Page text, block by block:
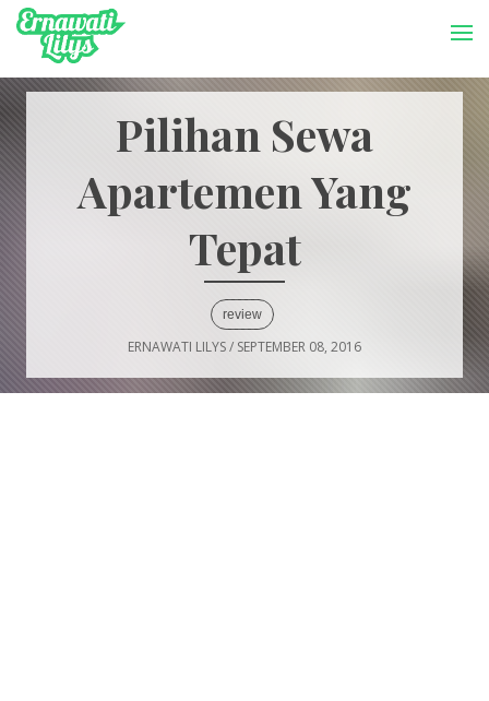
-->
Pilihan Sewa
Apartemen Yang
Tepat
review
ERNAWATI LILYS/ SEPTEMBER 08, 2016